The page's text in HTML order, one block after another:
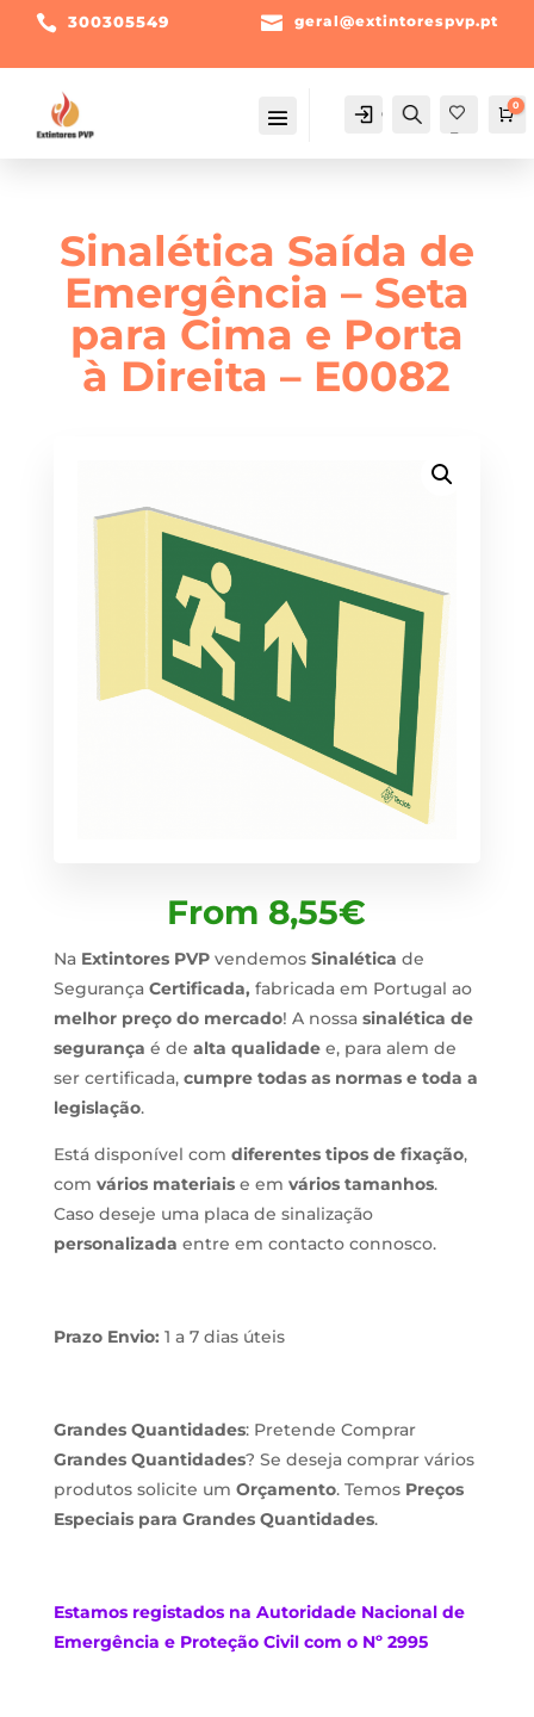
 300305549  geral@extintorespvp.pt
Conta
Pesquisa
Fav
0
Sinalética Saída de
Emergência – Seta
para Cima e Porta
à Direita – E0082
From 8,55€
Na Extintores PVPvendemos Sinalética de
Segurança Certificada, fabricada em Portugal ao
melhor preço do mercado! A nossa sinalética de
segurança é de alta qualidadee, para alem de
ser certificada, cumpre todas as normas e toda a
legislação.
Está disponível com diferentes tipos de fixação,
com vários materiaise em vários tamanhos.
Caso deseje uma placa de sinalização
personalizada entre em contacto connosco.
Prazo Envio: 1 a 7 dias úteis
Grandes Quantidades: Pretende Comprar
Grandes Quantidades? Se deseja comprar vários
produtos solicite um Orçamento. Temos Preços
Especiais para Grandes Quantidades.
Estamosregistados na Autoridade Nacional de
Emergência e Proteção Civil com o Nº 2995